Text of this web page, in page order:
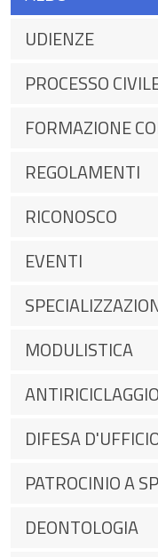
UDIENZE
PROCESSO
FORMAZIONE
REGOLAMENTI
RICONOSCO
EVENTI
MODULISTICA
ANTIRICICLAGGIO
DIFESA
PATROCINIO A
DEONTOLOGIA